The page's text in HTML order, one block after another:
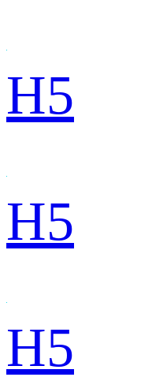
H5
H5
H5